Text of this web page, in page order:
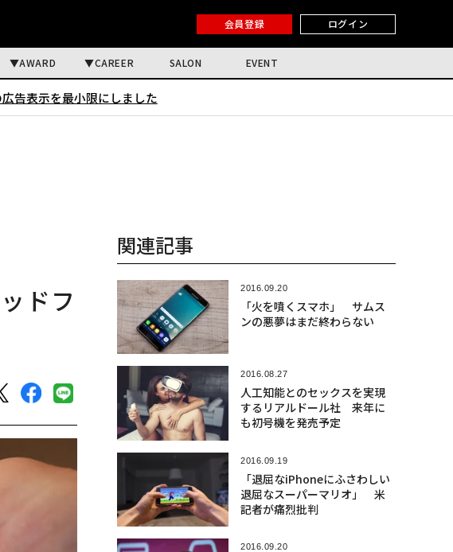
会員登録 ログイン
AWARD CAREER SALON EVENT
告表示を最小限にしました
ドフ
関連記事
2016.09.20
「火を噴くスマホ」 サムス
ンの悪夢はまだ終わらない
2016.08.27
人工知能とのセックスを実現
するリアルドール社 来年に
も初号機を発売予定
2016.09.19
「退屈なiPhoneにふさわしい
退屈なスーパーマリオ」 米
記者が痛烈批判
2016.09.20